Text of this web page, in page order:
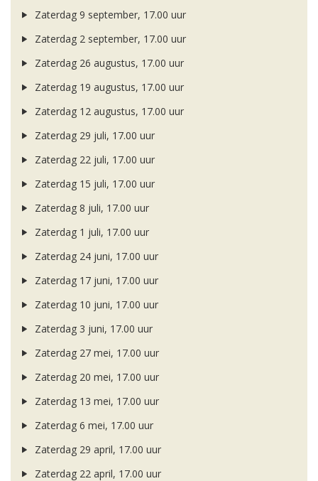
Zaterdag 9 september, 17.00 uur
Zaterdag 2 september, 17.00 uur
Zaterdag 26 augustus, 17.00 uur
Zaterdag 19 augustus, 17.00 uur
Zaterdag 12 augustus, 17.00 uur
Zaterdag 29 juli, 17.00 uur
Zaterdag 22 juli, 17.00 uur
Zaterdag 15 juli, 17.00 uur
Zaterdag 8 juli, 17.00 uur
Zaterdag 1 juli, 17.00 uur
Zaterdag 24 juni, 17.00 uur
Zaterdag 17 juni, 17.00 uur
Zaterdag 10 juni, 17.00 uur
Zaterdag 3 juni, 17.00 uur
Zaterdag 27 mei, 17.00 uur
Zaterdag 20 mei, 17.00 uur
Zaterdag 13 mei, 17.00 uur
Zaterdag 6 mei, 17.00 uur
Zaterdag 29 april, 17.00 uur
Zaterdag 22 april, 17.00 uur